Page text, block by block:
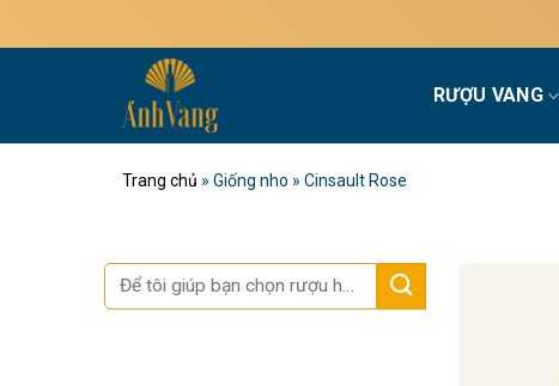
qua
RƯỢU VANG
Trang chủ » Giống nho » Cinsault Rose
Tìm
kiếm: